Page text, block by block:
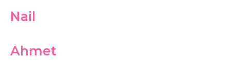
Nail
Ahmet